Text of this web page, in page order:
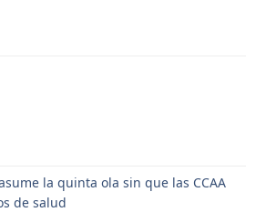
la quinta ola sin que las CCAA
de salud